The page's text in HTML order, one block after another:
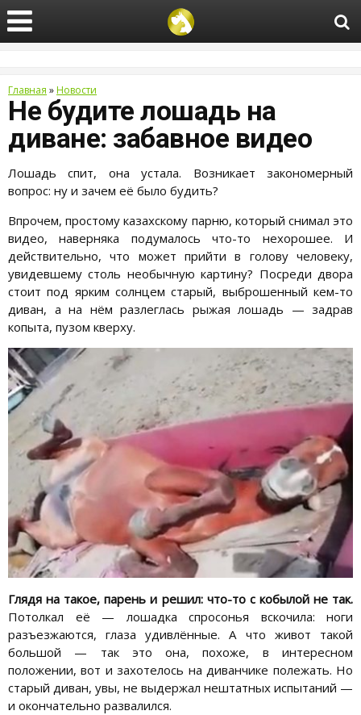
Главная »Новости
Не будите лошадь на
диване: забавное видео
Лошадь спит, она устала. Возникает закономерный
вопрос: ну и зачем её было будить?
Впрочем, простому казахскому парню, который снимал это
видео, наверняка подумалось что-то нехорошее. И
действительно, что может прийти в голову человеку,
увидевшему столь необычную картину? Посреди двора
стоит под ярким солнцем старый, выброшенный кем-то
диван, а на нём разлеглась рыжая лошадь — задрав
копыта, пузом кверху.
Глядя на такое, парень и решил: что-то с кобылой не так.
Потолкал её — лошадка спросонья вскочила: ноги
разъезжаются, глаза удивлённые. А что живот такой
большой — так это она, похоже, в интересном
положении, вот и захотелось на диванчике полежать. Но
старый диван, увы, не выдержал нештатных испытаний —
и окончательно развалился.